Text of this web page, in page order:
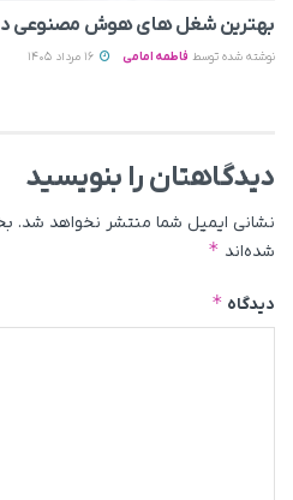
بهترین شغل های هوش مصنوعی در
نوشته شده توسط فاطمه امامی
دیدگاهتان را بنویسید
نشانی ایمیل شما منتشر نخواهد شد.
شده‌اند *
دیدگاه *